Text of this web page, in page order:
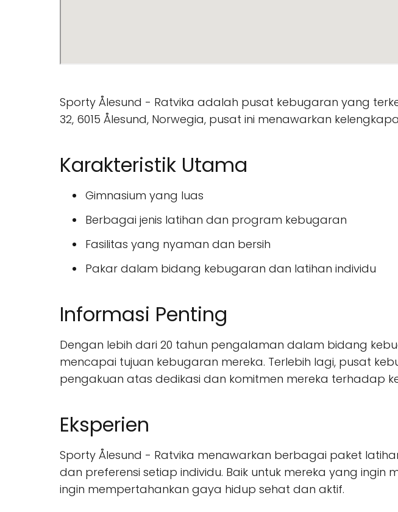
Sporty Ålesund - Ratvika adalah pusat kebugaran yang
32, 6015 Ålesund, Norwegia, pusat ini menawarkan
Karakteristik Utama
Gimnasium yang luas
Berbagai jenis latihan dan program kebugaran
Fasilitas yang nyaman dan bersih
Pakar dalam bidang kebugaran dan latihan individu
Informasi Penting
Dengan lebih dari 20 tahun pengalaman dalam bidang
mencapai tujuan kebugaran mereka. Terlebih lagi, pusat
pengakuan atas dedikasi dan komitmen mereka terhadap
Eksperien
Sporty Ålesund - Ratvika menawarkan berbagai paket
dan preferensi setiap individu. Baik untuk mereka yang
ingin mempertahankan gaya hidup sehat dan aktif.